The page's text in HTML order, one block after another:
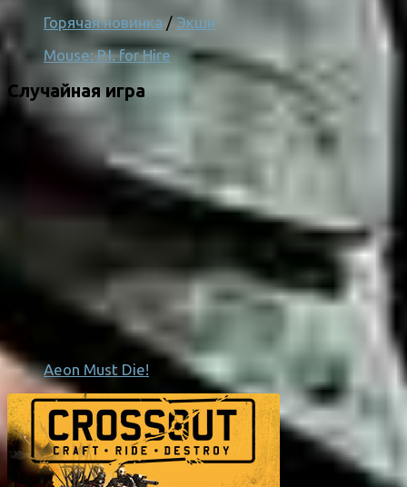
Горячая новинка / Экшн
Mouse: P.I. for Hire
Случайная игра
Aeon Must Die!